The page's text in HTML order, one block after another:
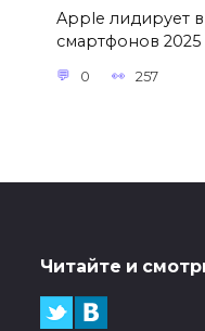
Apple лидирует
смартфонов 2025
0 257
Читайте и